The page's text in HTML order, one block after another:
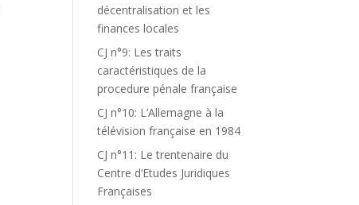
décentralisation et les
finances locales
CJ n°9: Les traits
caractéristiques de la
procedure pénale française
CJ n°10: L’Allemagne à la
télévision française en 1984
CJ n°11: Le trentenaire du
Centre d’Etudes Juridiques
Françaises